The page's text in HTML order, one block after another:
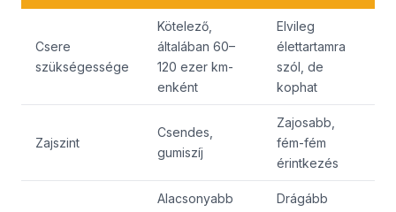
Csere
szükségessége
Kötelező,
általában 60–
120 ezer km-
enként
Elvileg
élettartamra
szól, de
kophat
Zajszint
Csendes,
gumiszíj
Zajosabb,
fém-fém
érintkezés
Alacsonyabb
Drágább